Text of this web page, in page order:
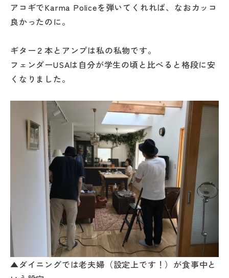
アコギでKarma Policeを弾いてくれれば、なおカッコ
良かったのに。
ギター２本とアンプは私の私物です。
フェンダーUSAは自分が学生の頃と比べると格段に安
くなりました。
▲ダイニングでは老夫婦（設定上です！）が食事中と